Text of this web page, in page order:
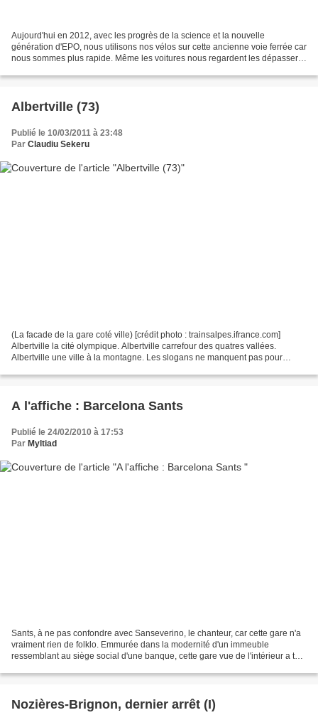
Aujourd'hui en 2012, avec les progrès de la science et la nouvelle
génération d'EPO, nous utilisons nos vélos sur cette ancienne voie ferrée car
nous sommes plus rapide. Même les voitures nous regardent les dépasser.
Albertville (73)
Publié le 10/03/2011 à 23:48
Par Claudiu Sekeru
(La facade de la gare coté ville) [crédit photo : trainsalpes.ifrance.com]
Albertville la cité olympique. Albertville carrefour des quatres vallées.
Albertville une ville à la montagne. Les slogans ne manquent pas pour
A l'affiche : Barcelona Sants
Publié le 24/02/2010 à 17:53
Par Myltiad
Sants, à ne pas confondre avec Sanseverino, le chanteur, car cette gare n'a
vraiment rien de folklo. Emmurée dans la modernité d'un immeuble
ressemblant au siège social d'une banque, cette gare vue de l'intérieur a tout
Nozières-Brignon, dernier arrêt (I)